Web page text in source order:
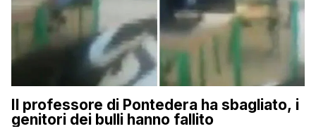
Il professore di Pontedera ha sbagliato, i
genitori dei bulli hanno fallito